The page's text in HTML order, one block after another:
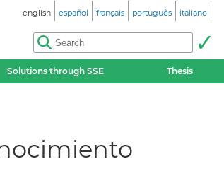
english español français português italiano
Solutions through SSE Thesis